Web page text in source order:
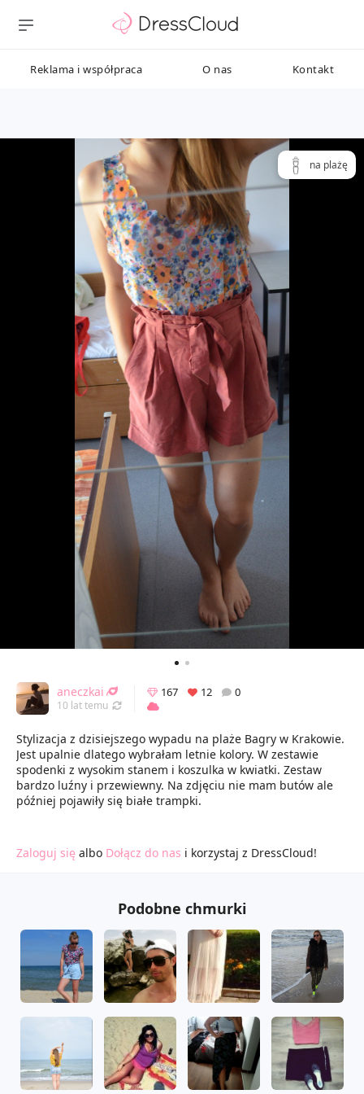
Reklama i współpraca O nas Kontakt
na plażę
aneczkai
10 lat temu Odświeżony 11.09.2016 21:58
167 12 0
Stylizacja z dzisiejszego wypadu na plaże Bagry w Krakowie.
Jest upalnie dlatego wybrałam letnie kolory. W zestawie
spodenki z wysokim stanem i koszulka w kwiatki. Zestaw
bardzo luźny i przewiewny. Na zdjęciu nie mam butów ale
później pojawiły się białe trampki.
Zaloguj się albo Dołącz do nas i korzystaj z DressCloud!
Podobne chmurki